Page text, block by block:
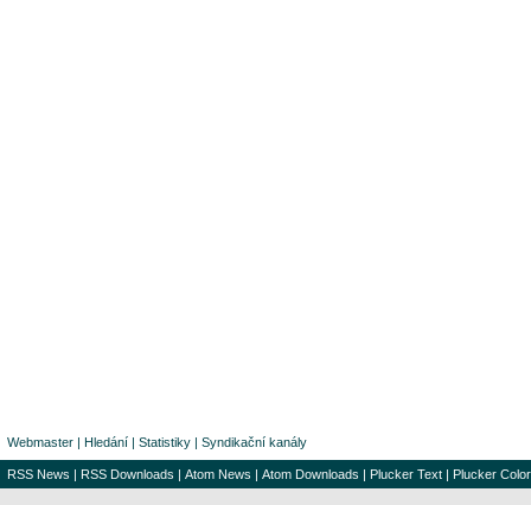
Webmaster | Hledání | Statistiky | Syndikační kanály
RSS News | RSS Downloads | Atom News | Atom Downloads | Plucker Text | Plucker Color